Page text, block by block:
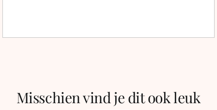
Misschien vind je dit ook leuk